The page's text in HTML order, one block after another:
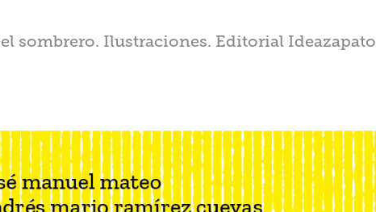
sombrero. Ilustraciones. Editorial Ideazapato